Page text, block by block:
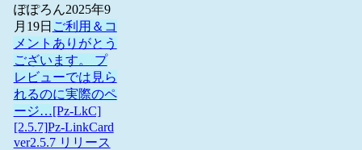
ぽぽろん2025年9
月19日 ご利用＆コ
メントありがとう
ございます。 プ
レビューでは見ら
れるのに実際のペ
ージ…[Pz-LkC]
[2.5.7]Pz-LinkCard
ver2.5.7 リリース